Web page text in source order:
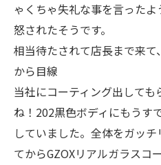
ゃくちゃ失礼な事を言った
怒されたそうです。
相当待たされて店長まで来
から目線
当社にコーティング出して
ね！202黒色ボディにもうす
していました。全体をガッ
てからGZOXリアルガラスコ